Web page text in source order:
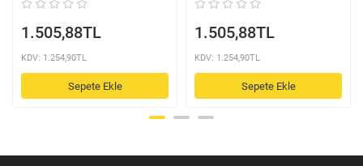
1.505,88TL
KDV: 1.254,90TL
Sepete Ekle
1.505,88TL
KDV: 1.254,90TL
Sepete Ekle